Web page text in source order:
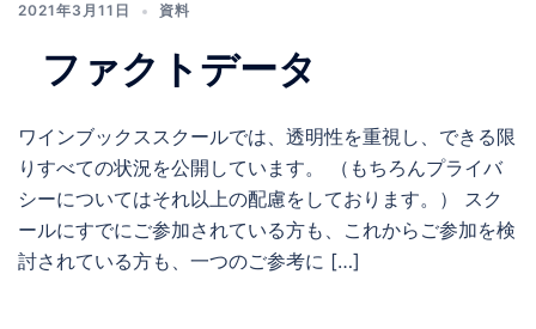
2021年3月11日 資料
ファクトデータ
ワインブックススクールでは、透明性を重視し、できる限
りすべての状況を公開しています。 （もちろんプライバ
シーについてはそれ以上の配慮をしております。） スク
ールにすでにご参加されている方も、これからご参加を検
討されている方も、一つのご参考に […]